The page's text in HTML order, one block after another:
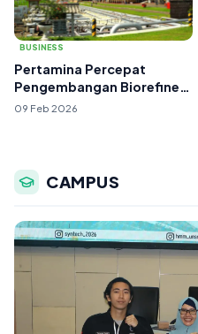
BUSINESS
Pertamina Percepat
Pengembangan Biorefinery
untuk Dukung Tra...
09 Feb 2026
CAMPUS